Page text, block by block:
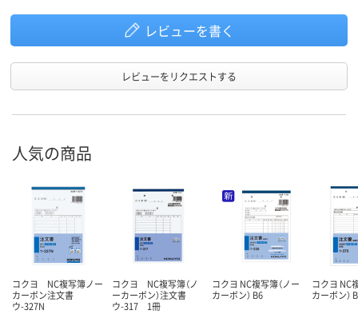
レビューを書く
レビューをリクエストする
人気の商品
コクヨ NC複写簿ノー
カーボン注文書
ウ-327N
コクヨ NC複写簿（ノ
ーカーボン）注文書
ウ-317 1冊
コクヨ NC複写簿（ノー
カーボン） B6
コクヨ NC
カーボン）